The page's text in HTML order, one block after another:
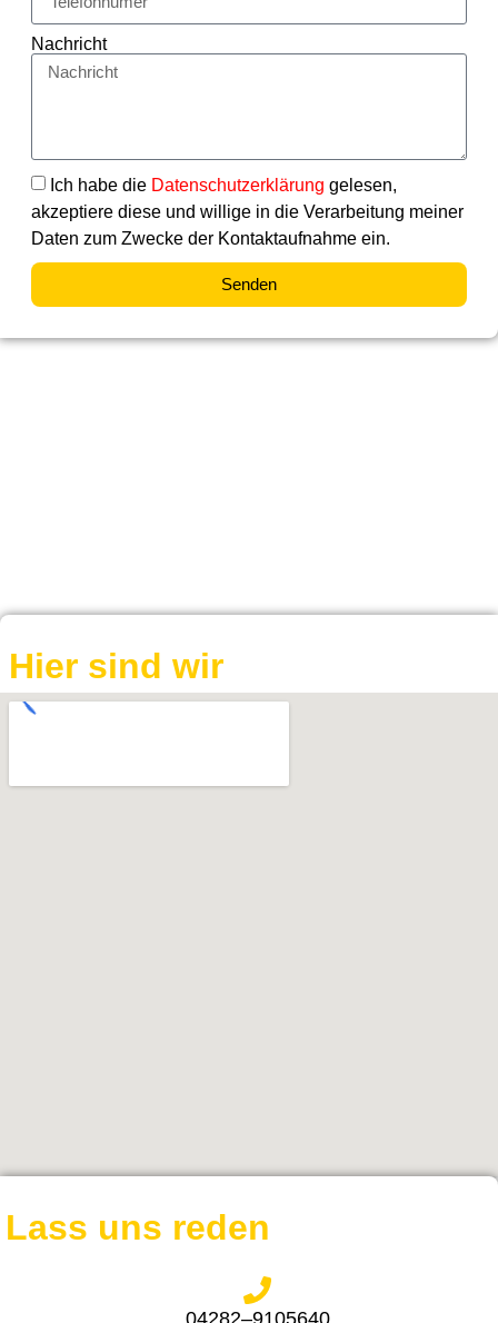
Nachricht
Ich habe die Datenschutzerklärung gelesen,
akzeptiere diese und willige in die Verarbeitung meiner
Daten zum Zwecke der Kontaktaufnahme ein.
Senden
Hier sind wir
Lass uns reden
04282–9105640